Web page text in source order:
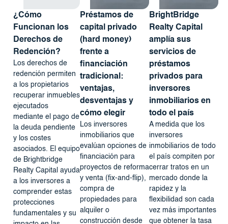
¿Cómo
Funcionan los
Derechos de
Redención?
Los derechos de
redención permiten
a los propietarios
recuperar inmuebles
ejecutados
mediante el pago de
la deuda pendiente
y los costes
asociados. El equipo
de Brightbridge
Realty Capital ayuda
a los inversores a
comprender estas
protecciones
fundamentales y su
Préstamos de
capital privado
(hard money)
frente a
financiación
tradicional:
ventajas,
desventajas y
cómo elegir
Los inversores
inmobiliarios que
evalúan opciones de
financiación para
proyectos de reforma
y venta (fix-and-flip),
compra de
propiedades para
alquiler o
construcción desde
BrightBridge
Realty Capital
amplía sus
servicios de
préstamos
privados para
inversores
inmobiliarios en
todo el país
A medida que los
inversores
inmobiliarios de todo
el país compiten por
cerrar tratos en un
mercado donde la
rapidez y la
flexibilidad son cada
vez más importantes
que obtener la tasa